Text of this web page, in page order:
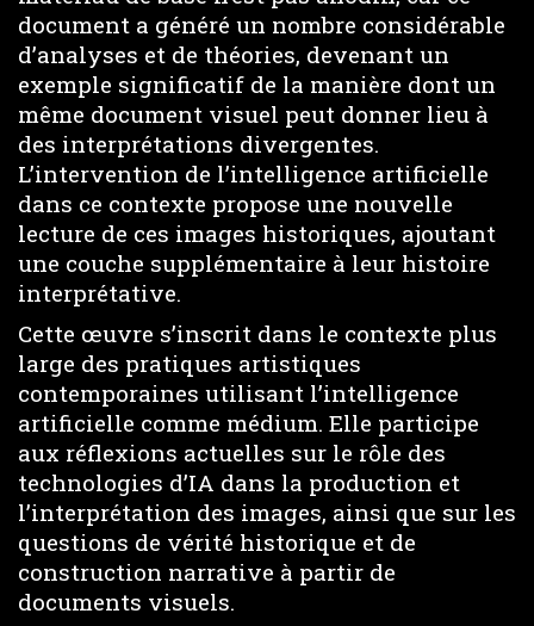
document a généré un nombre considérable
d’analyses et de théories, devenant un
exemple significatif de la manière dont un
même document visuel peut donner lieu à
des interprétations divergentes.
L’intervention de l’intelligence artificielle
dans ce contexte propose une nouvelle
lecture de ces images historiques, ajoutant
une couche supplémentaire à leur histoire
interprétative.
Cette œuvre s’inscrit dans le contexte plus
large des pratiques artistiques
contemporaines utilisant l’intelligence
artificielle comme médium. Elle participe
aux réflexions actuelles sur le rôle des
technologies d’IA dans la production et
l’interprétation des images, ainsi que sur les
questions de vérité historique et de
construction narrative à partir de
documents visuels.